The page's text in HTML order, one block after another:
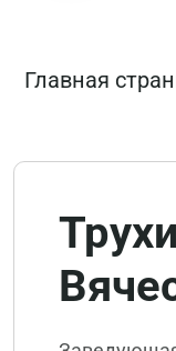
Главная